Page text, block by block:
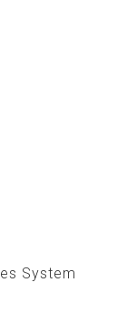
System